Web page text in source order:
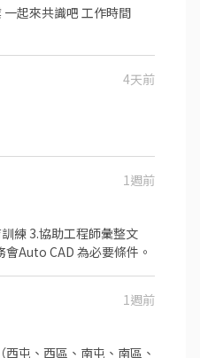
里區工業三路28號 大里
中市大里區東南路66號
烏日區中山路一段572號
台中市南屯區黎明路一
中市南屯區黎明路二段
號 台中樹德店：台中市
里區工業三路28號 大里
烏日區中山路一段572號
起來共識吧 工作時間
4天前
1週前
練 3.協助工程師彙整文
Auto CAD 為必要條件。
1週前